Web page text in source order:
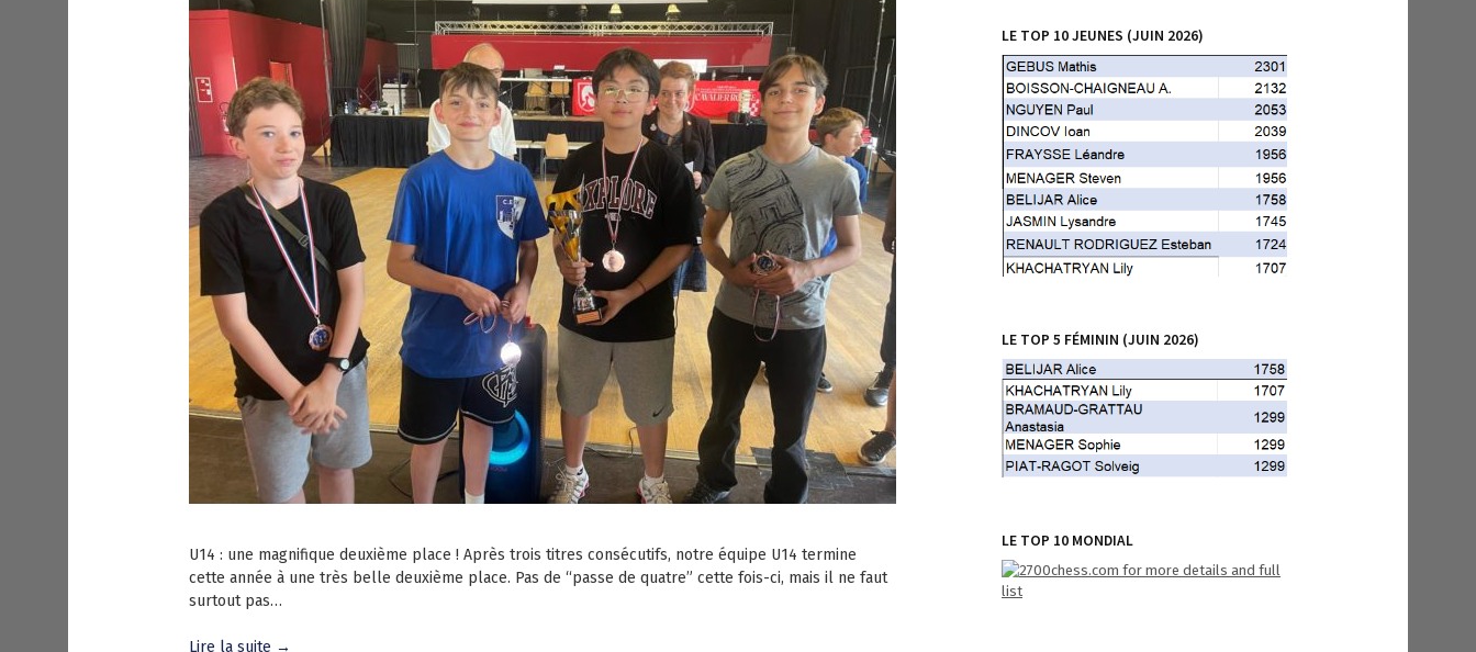
U14 : une magnifique deuxième place ! Après trois titres consécutifs, notre équipe U14 termine
cette année à une très belle deuxième place. Pas de “passe de quatre” cette fois-ci, mais il ne faut
surtout pas…
Lire la suite →
LE TOP 10 JEUNES (JUIN 2026)
LE TOP 5 FÉMININ (JUIN 2026)
LE TOP 10 MONDIAL